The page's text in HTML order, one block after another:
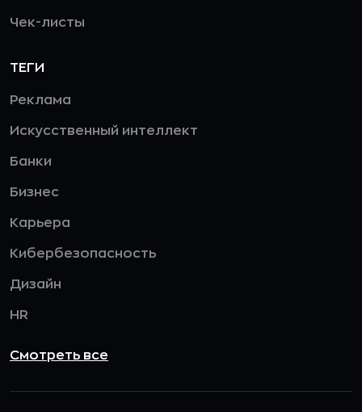
Чек-листы
ТЕГИ
Реклама
Искусственный интеллект
Банки
Бизнес
Карьера
Кибербезопасность
Дизайн
HR
Смотреть все